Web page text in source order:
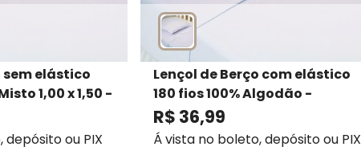
sem elástico
1,00 x 1,50 -
ou PIX
Lençol de Berço com elástico
180 fios 100% Algodão -
Profitextil- Profitextil
R$ 36,99
Á vista no boleto, depósito ou PIX